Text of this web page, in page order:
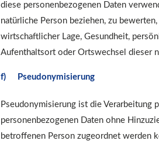
diese personenbezogenen Daten
natürliche Person beziehen, zu
wirtschaftlicher Lage, Gesundheit,
Aufenthaltsort oder Ortswechsel dieser
f) Pseudonymisierung
Pseudonymisierung ist die Verarbeitung
personenbezogenen Daten ohne
betroffenen Person zugeordnet werden